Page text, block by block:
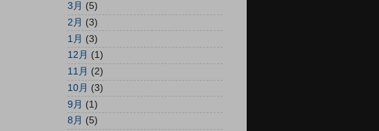
3月 (5)
2月 (3)
1月 (3)
12月 (1)
11月 (2)
10月 (3)
9月 (1)
8月 (5)